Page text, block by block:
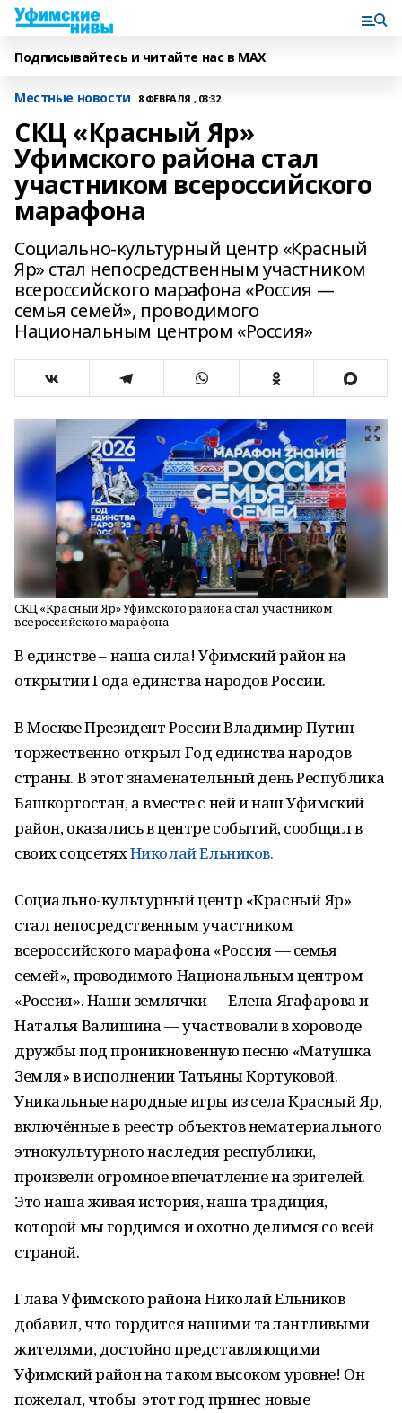
Подписывайтесь и читайте нас в MAX
Местные новости 8 ФЕВРАЛЯ , 03:32
СКЦ «Красный Яр»
Уфимского района стал
участником всероссийского
марафона
Социально-культурный центр «Красный
Яр» стал непосредственным участником
всероссийского марафона «Россия —
семья семей», проводимого
Национальным центром «Россия»
СКЦ «Красный Яр» Уфимского района стал участником
всероссийского марафона
В единстве – наша сила! Уфимский район на
открытии Года единства народов России.
В Москве Президент России Владимир Путин
торжественно открыл Год единства народов
страны. В этот знаменательный день Республика
Башкортостан, а вместе с ней и наш Уфимский
район, оказались в центре событий, сообщил в
своих соцсетяхНиколай Ельников.
Социально-культурный центр «Красный Яр»
стал непосредственным участником
всероссийского марафона «Россия — семья
семей», проводимого Национальным центром
«Россия». Наши землячки — Елена Ягафарова и
Наталья Валишина — участвовали в хороводе
дружбы под проникновенную песню «Матушка
Земля» в исполнении Татьяны Кортуковой.
Уникальные народные игры из села Красный Яр,
включённые в реестр объектов нематериального
этнокультурного наследия республики,
произвели огромное впечатление на зрителей.
Это наша живая история, наша традиция,
которой мы гордимся и охотно делимся со всей
страной.
Глава Уфимского района Николай Ельников
добавил, что гордится нашими талантливыми
жителями, достойно представляющими
Уфимский район на таком высоком уровне! Он
пожелал, чтобы этот год принес новые